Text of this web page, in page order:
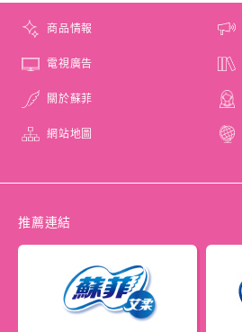
商品情報
電視廣告
關於蘇菲
網站地圖
推薦連結